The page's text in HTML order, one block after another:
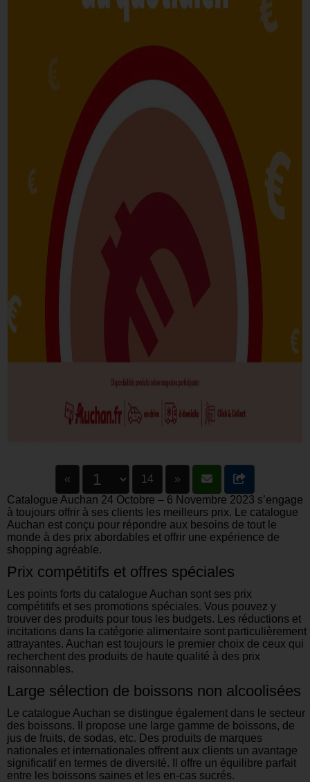
« 14
»
Catalogue Auchan 24 Octobre – 6 Novembre 2023 s’engage
à toujours offrir à ses clients les meilleurs prix. Le catalogue
Auchan est conçu pour répondre aux besoins de tout le
monde à des prix abordables et offrir une expérience de
shopping agréable.
Prix compétitifs et offres spéciales
Les points forts du catalogue Auchan sont ses prix
compétitifs et ses promotions spéciales. Vous pouvez y
trouver des produits pour tous les budgets. Les réductions et
incitations dans la catégorie alimentaire sont particulièrement
attrayantes. Auchan est toujours le premier choix de ceux qui
recherchent des produits de haute qualité à des prix
raisonnables.
Large sélection de boissons non alcoolisées
Le catalogue Auchan se distingue également dans le secteur
des boissons. Il propose une large gamme de boissons, de
jus de fruits, de sodas, etc. Des produits de marques
nationales et internationales offrent aux clients un avantage
significatif en termes de diversité. Il offre un équilibre parfait
entre les boissons saines et les en-cas sucrés.